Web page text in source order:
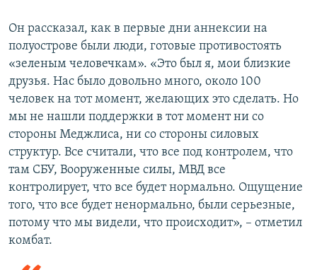
Он рассказал, как в первые дни аннексии на
полуострове были люди, готовые противостоять
«зеленым человечкам». «Это был я, мои близкие
друзья. Нас было довольно много, около 100
человек на тот момент, желающих это сделать. Но
мы не нашли поддержки в тот момент ни со
стороны Меджлиса, ни со стороны силовых
структур. Все считали, что все под контролем, что
там СБУ, Вооруженные силы, МВД все
контролирует, что все будет нормально. Ощущение
того, что все будет ненормально, были серьезные,
потому что мы видели, что происходит», – отметил
комбат.